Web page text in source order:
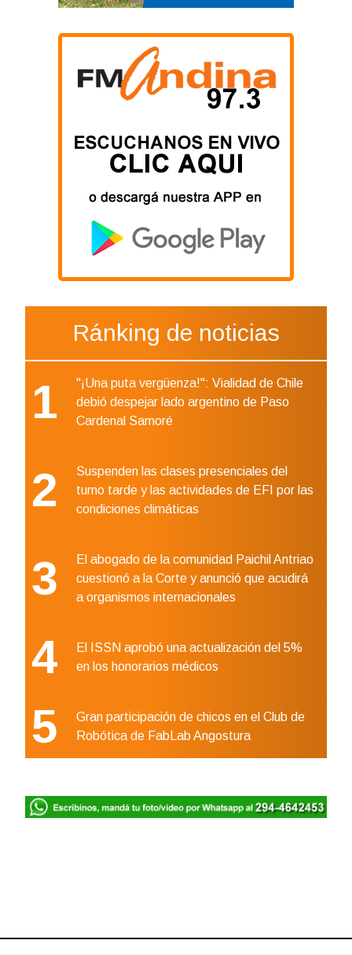
Ránking de noticias
1
"¡Una puta vergüenza!": Vialidad de Chile
debió despejar lado argentino de Paso
Cardenal Samoré
2
Suspenden las clases presenciales del
turno tarde y las actividades de EFI por las
condiciones climáticas
3
El abogado de la comunidad Paichil Antriao
cuestionó a la Corte y anunció que acudirá
a organismos internacionales
4
El ISSN aprobó una actualización del 5%
en los honorarios médicos
5
Gran participación de chicos en el Club de
Robótica de FabLab Angostura